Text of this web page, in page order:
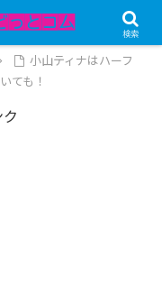
小山ティナはハーフ
ても！
検索